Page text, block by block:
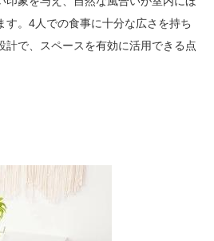
す。4人での食事に十分な広さを持ち
計で、スペースを有効に活用できる点